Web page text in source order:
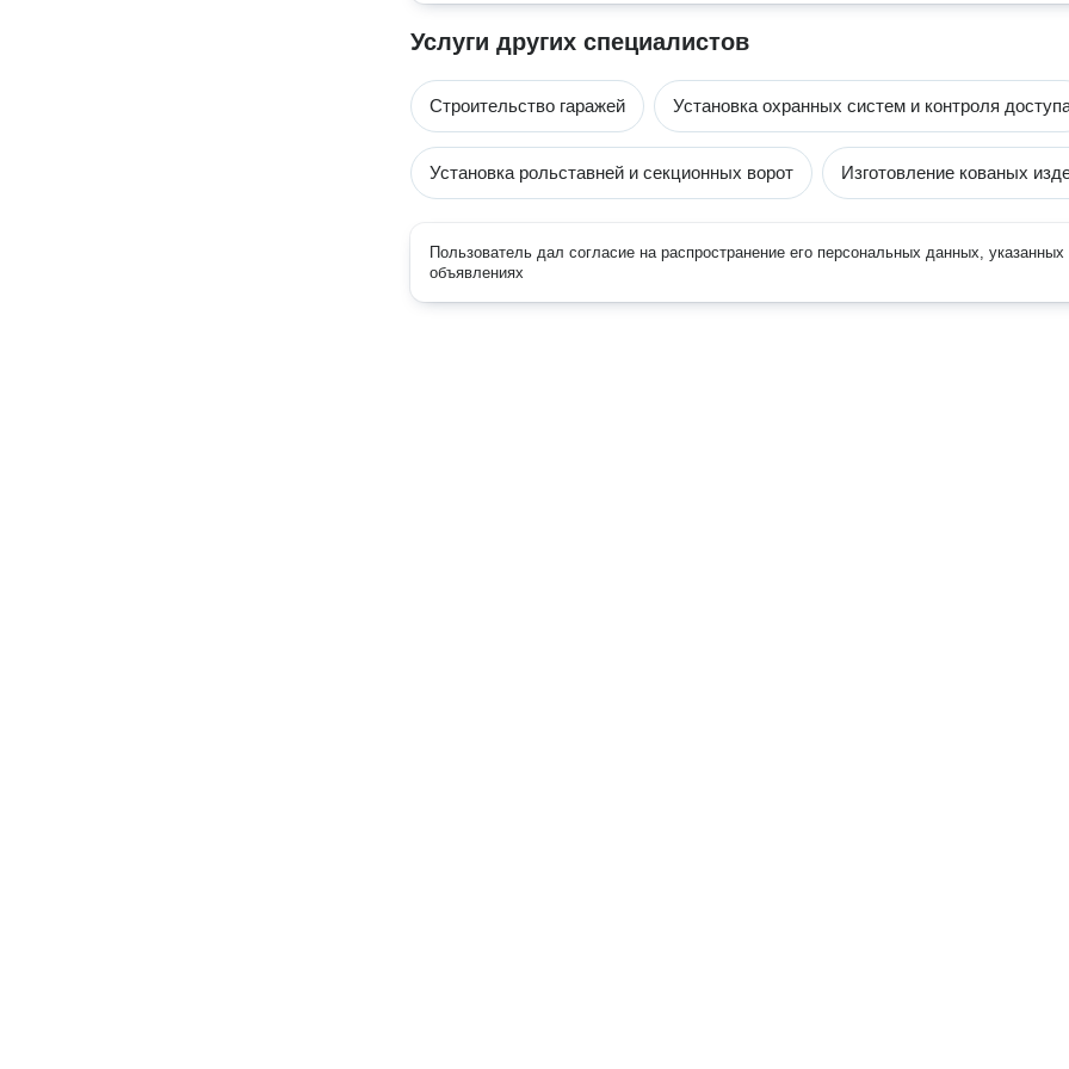
Услуги других специалистов
Строительство гаражей Установка охранных систем и контроля
Установка рольставней и секционных ворот Изготовление кованых
Пользователь дал согласие на распространение его персональных данных, указанных
объявлениях